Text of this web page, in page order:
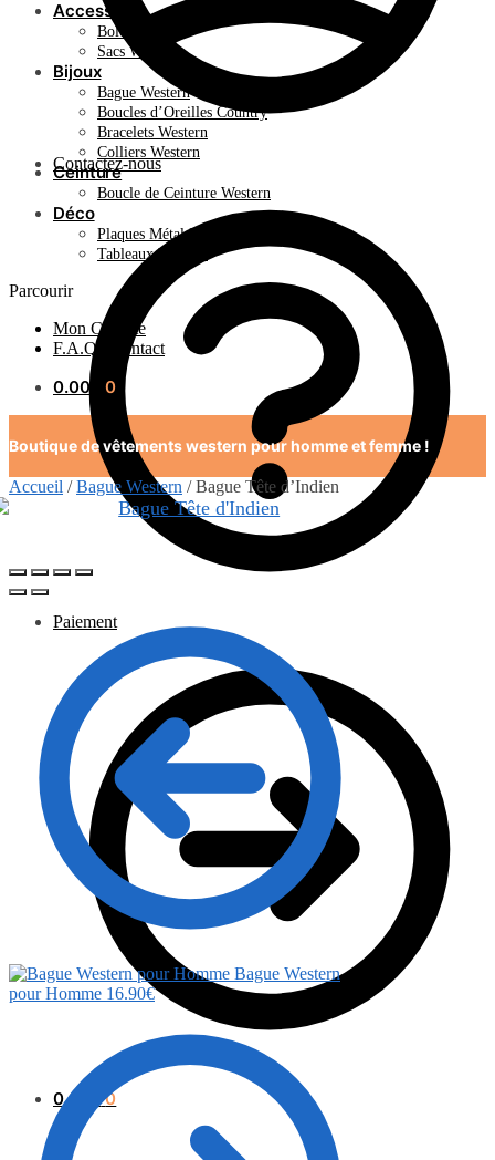
Contactez-nous
Paiement
0.00 € 0
Accessoire
Bolo Tie
Sacs Western
Bijoux
Bague Western
Boucles d’Oreilles Country
Bracelets Western
Colliers Western
Ceinture
Boucle de Ceinture Western
Déco
Plaques Métal Déco Américaine
Tableaux Western
Parcourir
Mon Compte
F.A.Q / Contact
0.00€ 0
Boutique de vêtements western pour homme et femme !
Accueil /Bague Western /Bague Tête d’Indien
Bague Western
pour Homme 16.90€